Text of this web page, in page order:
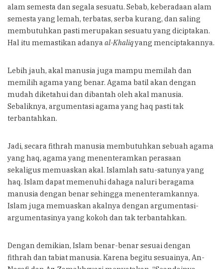
alam semesta dan segala sesuatu. Sebab, keberadaan alam
semesta yang lemah, terbatas, serba kurang, dan saling
membutuhkan pasti merupakan sesuatu yang diciptakan.
Hal itu memastikan adanya al-Khaliqyang menciptakannya.
Lebih jauh, akal manusia juga mampu memilah dan
memilih agama yang benar. Agama batil akan dengan
mudah diketahui dan dibantah oleh akal manusia.
Sebaliknya, argumentasi agama yang haq pasti tak
terbantahkan.
Jadi, secara fithrah manusia membutuhkan sebuah agama
yang haq, agama yang menenteramkan perasaan
sekaligus memuaskan akal. Islamlah satu-satunya yang
haq. Islam dapat memenuhi dahaga naluri beragama
manusia dengan benar sehingga menenteramkannya.
Islam juga memuaskan akalnya dengan argumentasi-
argumentasinya yang kokoh dan tak terbantahkan.
Dengan demikian, Islam benar-benar sesuai dengan
fithrah dan tabiat manusia. Karena begitu sesuainya, An-